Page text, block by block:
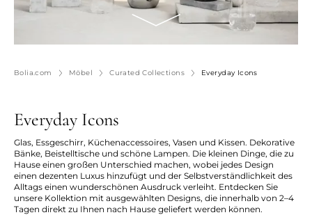
Bolia.com Möbel Curated Collections Everyday Icons
Everyday Icons
Glas, Essgeschirr, Küchenaccessoires, Vasen und Kissen. Dekorative
Bänke, Beistelltische und schöne Lampen. Die kleinen Dinge, die zu
Hause einen großen Unterschied machen, wobei jedes Design
einen dezenten Luxus hinzufügt und der Selbstverständlichkeit des
Alltags einen wunderschönen Ausdruck verleiht. Entdecken Sie
unsere Kollektion mit ausgewählten Designs, die innerhalb von 2–4
Tagen direkt zu Ihnen nach Hause geliefert werden können.